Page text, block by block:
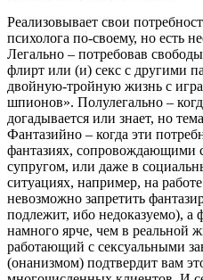
Реализовывает свои
психолога по-своему, но есть
Легально – потребовав
флирт или (и) секс с другими
двойную-тройную жизнь с
шпионов». Полулегально –
догадывается или знает, но
Фантазийно – когда эти
фантазиях, сопровождающими
супругом, или даже в
ситуациях, например, на
невозможно запретить
подлежит, ибо недоказуемо), а
намного ярче, чем в реальной
работающий с сексуальными
(онанизмом) подтвердит вам